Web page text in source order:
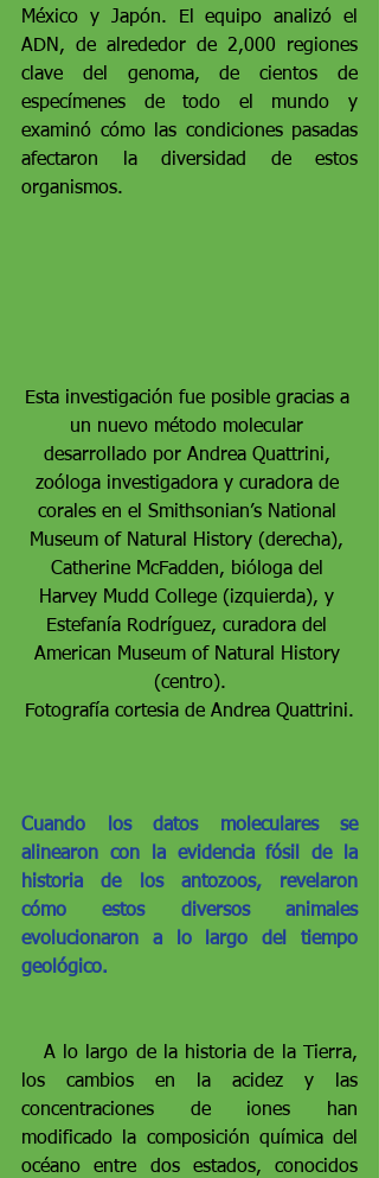
México y Japón. El equipo analizó el
ADN, de alrededor de 2,000 regiones
clave del genoma, de cientos de
especímenes de todo el mundo y
examinó cómo las condiciones pasadas
afectaron la diversidad de estos
organismos.
Esta investigación fue posible gracias a
un nuevo método molecular
desarrollado por Andrea Quattrini,
zoóloga investigadora y curadora de
corales en el Smithsonian’s National
Museum of Natural History (derecha),
Catherine McFadden, bióloga del
Harvey Mudd College (izquierda), y
Estefanía Rodríguez, curadora del
American Museum of Natural History
(centro).
Fotografía cortesia de Andrea Quattrini.
Cuando los datos moleculares se
alinearon con la evidencia fósil de la
historia de los antozoos, revelaron
cómo estos diversos animales
evolucionaron a lo largo del tiempo
geológico.
los cambios en la acidez y las
concentraciones de iones han
modificado la composición química del
océano entre dos estados, conocidos